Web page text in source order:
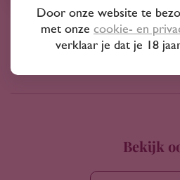
Bekijk
Door onze website te
met onze cookie- en
verklaar je dat je 18